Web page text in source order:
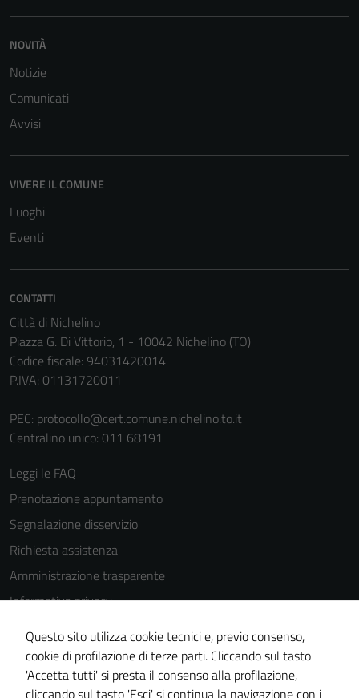
NOVITÀ
Notizie
Comunicati
Avvisi
VIVERE IL COMUNE
Luoghi
Eventi
CONTATTI
Città di Nichelino
Piazza G. Di Vittorio, 1 - 10042 Nichelino (TO)
Codice fiscale: 94031420014
P.IVA: 01131720011
PEC: protocollo@cert.comune.nichelino.to.it
Centralino unico: 011 68191
Leggi le FAQ
Prenotazione appuntamento
Segnalazione disservizio
Richiesta assistenza
Amministrazione trasparente
Informativa privacy
Note legali
Dichiarazione di accessibilità
Questo sito utilizza cookie tecnici e, previo consenso,
cookie di profilazione di terze parti. Cliccando sul tasto
'Accetta tutti' si presta il consenso alla profilazione,
cliccando sul tasto 'Esci' si continua la navigazione con i
per il
Questi cookie